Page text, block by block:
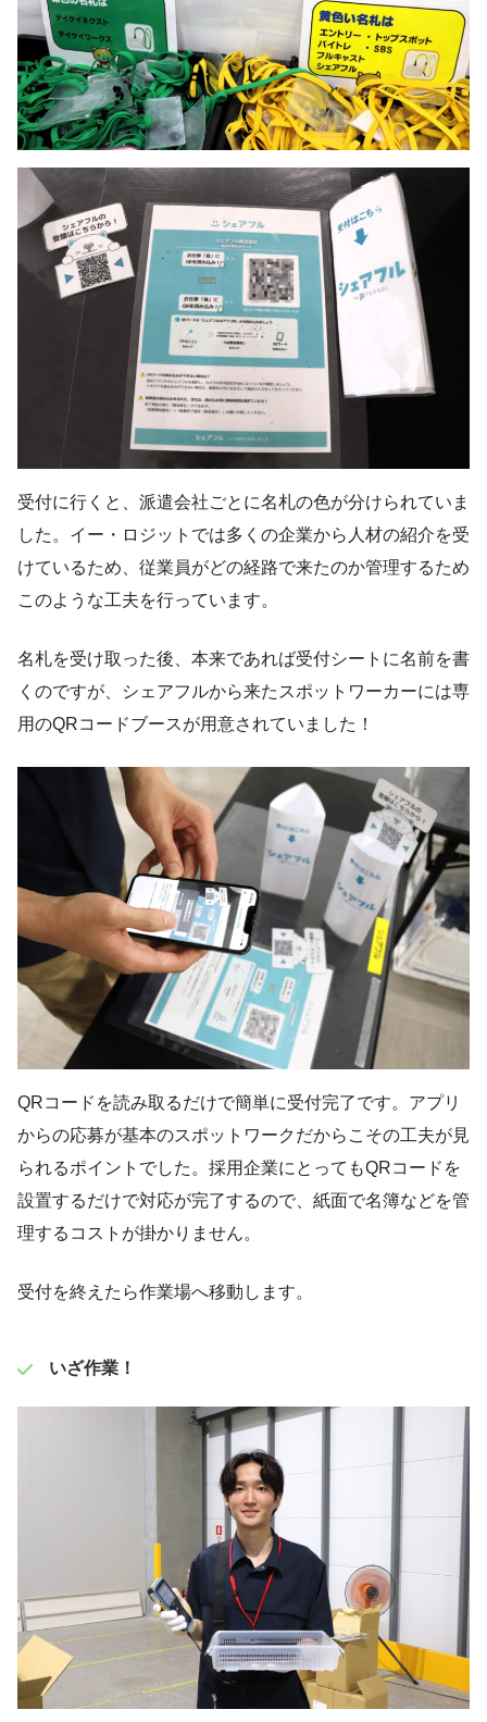
受付に行くと、派遣会社ごとに名札の色が分けられていま
した。イー・ロジットでは多くの企業から人材の紹介を受
けているため、従業員がどの経路で来たのか管理するため
このような工夫を行っています。
名札を受け取った後、本来であれば受付シートに名前を書
くのですが、シェアフルから来たスポットワーカーには専
用のQRコードブースが用意されていました！
QRコードを読み取るだけで簡単に受付完了です。アプリ
からの応募が基本のスポットワークだからこその工夫が見
られるポイントでした。採用企業にとってもQRコードを
設置するだけで対応が完了するので、紙面で名簿などを管
理するコストが掛かりません。
受付を終えたら作業場へ移動します。
いざ作業！